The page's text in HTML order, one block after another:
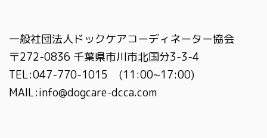
一般社団法人ドックケアコーディネーター協会
〒272-0836 千葉県市川市北国分3-3-4
TEL:047-770-1015 (11:00~17:00)
MAIL:info@dogcare-dcca.com